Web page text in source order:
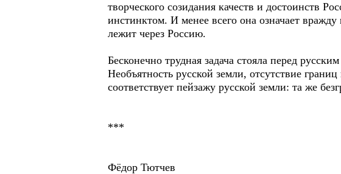
творческого созидания качеств и достоинств
инстинктом. И менее всего она означает
лежит через Россию.
Бесконечно трудная задача стояла перед
Необъятность русской земли, отсутствие
соответствует пейзажу русской земли: та же
***
Фёдор Тютчев